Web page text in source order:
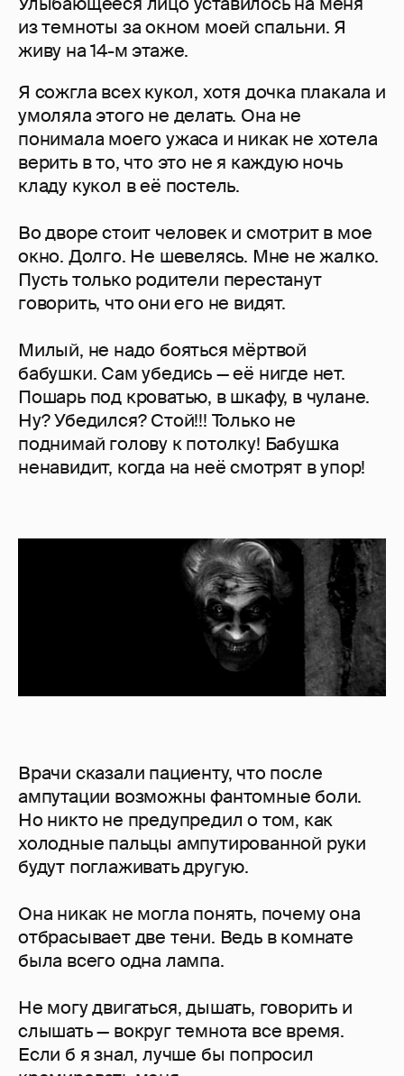
из темноты за окном моей спальни. Я
живу на 14-м этаже.
Я сожгла всех кукол, хотя дочка плакала и
умоляла этого не делать. Она не
понимала моего ужаса и никак не хотела
верить в то, что это не я каждую ночь
кладу кукол в её постель.
Во дворе стоит человек и смотрит в мое
окно. Долго. Не шевелясь. Мне не жалко.
Пусть только родители перестанут
говорить, что они его не видят.
Милый, не надо бояться мёртвой
бабушки. Сам убедись — её нигде нет.
Пошарь под кроватью, в шкафу, в чулане.
Ну? Убедился? Стой!!! Только не
поднимай голову к потолку! Бабушка
ненавидит, когда на неё смотрят в упор!
Врачи сказали пациенту, что после
ампутации возможны фантомные боли.
Но никто не предупредил о том, как
холодные пальцы ампутированной руки
будут поглаживать другую.
Она никак не могла понять, почему она
отбрасывает две тени. Ведь в комнате
была всего одна лампа.
Не могу двигаться, дышать, говорить и
слышать — вокруг темнота все время.
Если б я знал, лучше бы попросил